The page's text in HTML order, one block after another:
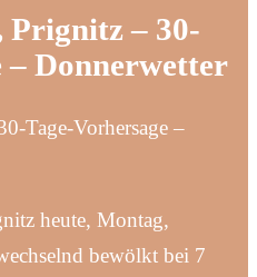
– 30-
– Donnerwetter
Tage-Vorhersage –
heute, Montag,
bewölkt bei 7